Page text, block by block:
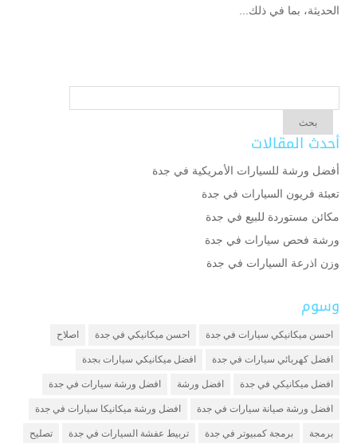
الحديثة، بما في ذلك...
أحدث المقالات
أفضل ورشة للسيارات الأمريكية في جدة
تعبئة فريون السيارات في جدة
مكائن مستوردة للبيع في جدة
ورشة فحص سيارات في جدة
وزن اذرعة السيارات في جدة
وسوم
احسن ميكانيكي سيارات في جدة احسن ميكانيكي في جدة اصلاح
افضل كهربائي سيارات في جدة افضل ميكانيكي سيارات بجدة
افضل ميكانيكي في جدة افضل ورشة افضل ورشة سيارات في جدة
افضل ورشة صيانة سيارات في جدة افضل ورشة ميكانيكا سيارات في جدة
برمجة برمجة كمبيوتر في جدة تربيط عفشة السيارات في جدة تصليح